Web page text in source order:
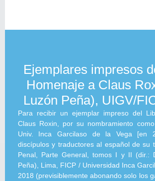
Ejemplares impresos
Homenaje a Claus
Luzón Peña), UIGV/
Para recibir un ejemplar impreso del
Claus Roxin, por su nombramiento
Univ. Inca Garcilaso de la Vega [en
discípulos y traductores al español de su
Penal, Parte General, tomos I y II (dir.:
Peña), Lima, FICP / Universidad Inca
2018 (previsiblemente abonando solo los